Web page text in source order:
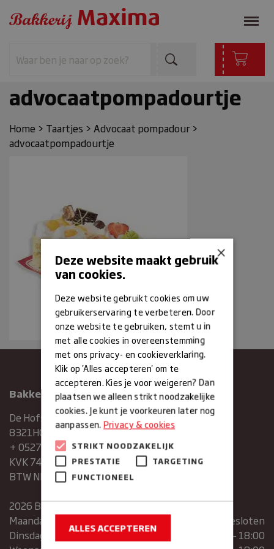
advocaatpompadourtje
Home > Taartjes > Advocaat pompadour>
advocaatpompadourtje
Bakkerij Maxima
De Hofstee 1
8321HG Urk
+ 0527683454
KVK 74286293
BTW NR. NL859839151B01
2026 Bakkerij Maxima
Maandag
gesloten
Dinsdag
07:30 – 13:00 | 14:00 – 18:00
×
Deze website maakt gebruik
van cookies.
Deze website gebruikt cookies om uw
gebruikerservaring te verbeteren. Door
onze website te gebruiken, stemt u in
met alle cookies in overeenstemming
met ons privacy- en cookieverklaring.
Klik op 'Alles accepteren' om te
accepteren. Kies je voor weigeren? Dan
plaatsen we alleen strikt noodzakelijke
cookies. Je kunt je voorkeuren later nog
aanpassen.Privacy & cookies
STRIKT NOODZAKELIJK
PRESTATIE
TARGETING
FUNCTIONEEL
ALLES ACCEPTEREN